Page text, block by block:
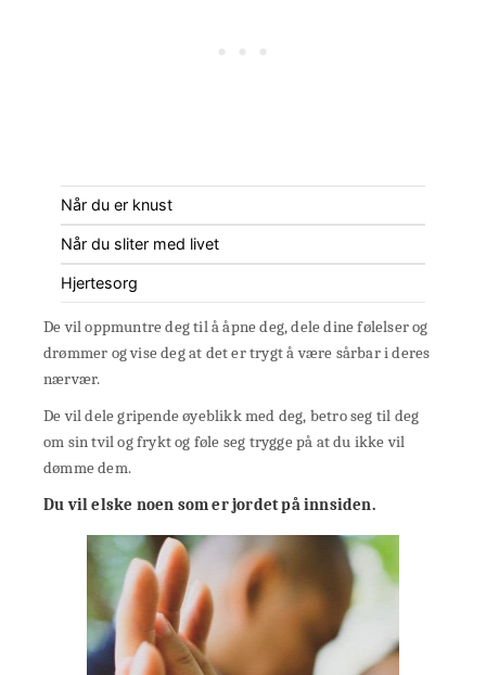
Når du er knust
Når du sliter med livet
Hjertesorg
De vil oppmuntre deg til å åpne deg, dele dine følelser og
drømmer og vise deg at det er trygt å være sårbar i deres
nærvær.
De vil dele gripende øyeblikk med deg, betro seg til deg
om sin tvil og frykt og føle seg trygge på at du ikke vil
dømme dem.
Du vil elske noen som er jordet på innsiden.